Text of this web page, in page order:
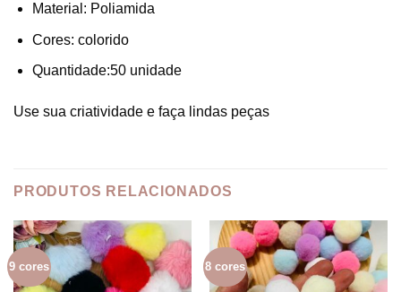
Material: Poliamida
Cores: colorido
Quantidade:50 unidade
Use sua criatividade e faça lindas peças
PRODUTOS RELACIONADOS
9 cores 8 cores